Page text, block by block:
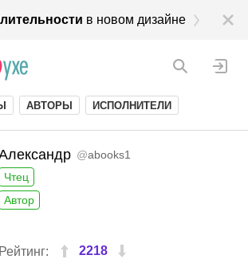
в новом дизайне
АВТОРЫ ИСПОЛНИТЕЛИ
@abooks1
Чтец
Автор
Рейтинг: 2218